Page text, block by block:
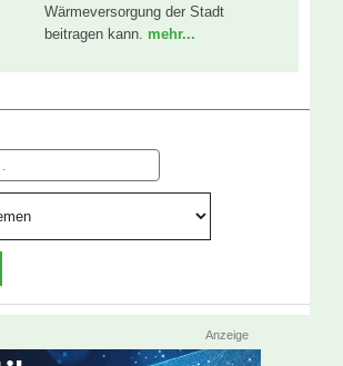
Wärmeversorgung der Stadt
beitragen kann. mehr...
Anzeige